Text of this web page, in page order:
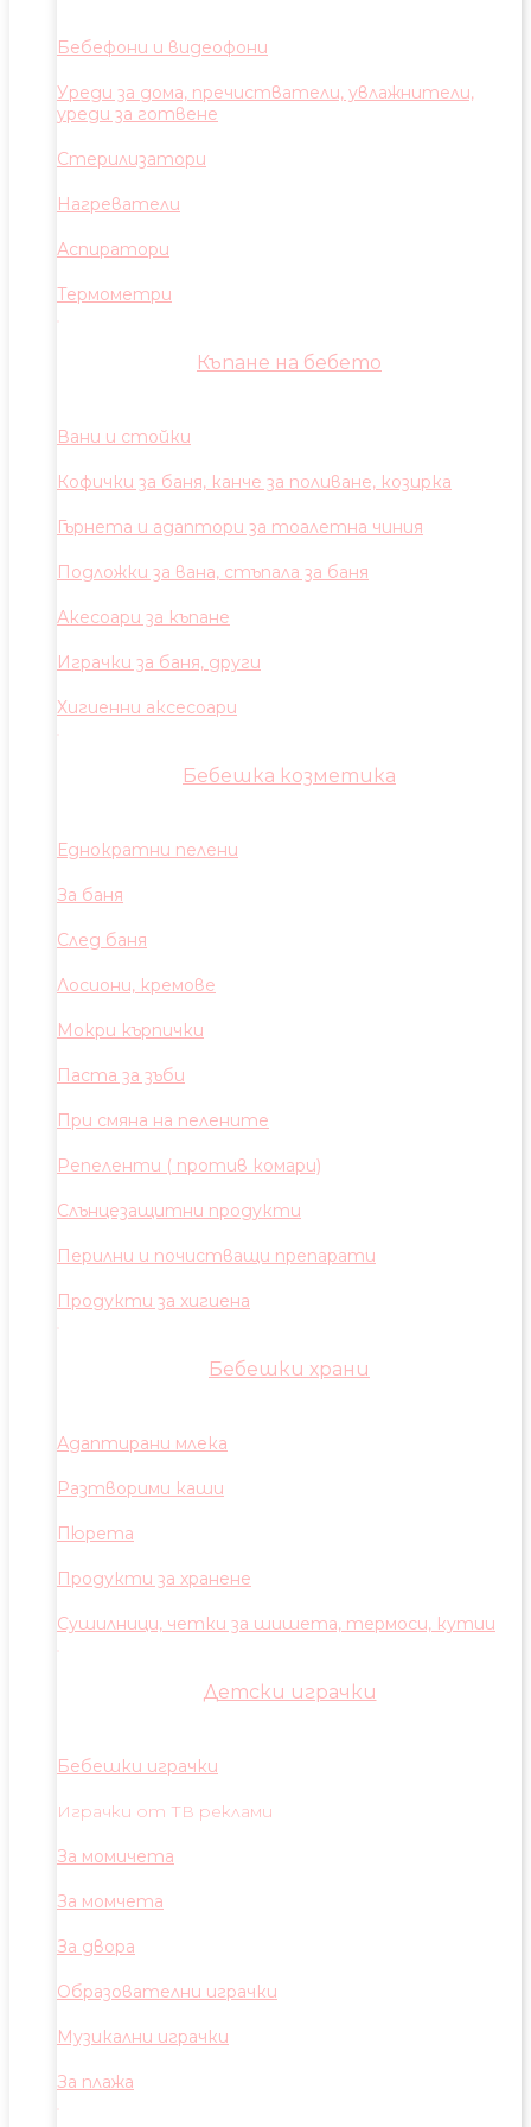
Бебефони и видеофони
Уреди за дома, пречистватели, увлажнители,
уреди за готвене
Стерилизатори
Нагреватели
Аспиратори
Термометри
Къпане на бебето
Вани и стойки
Кофички за баня, канче за поливане, козирка
Гърнета и адаптори за тоалетна чиния
Подложки за вана, стъпала за баня
Акесоари за къпане
Играчки за баня, други
Хигиенни аксесоари
Бебешка козметика
Еднократни пелени
За баня
След баня
Лосиони, кремове
Мокри кърпички
Паста за зъби
При смяна на пелените
Репеленти ( против комари)
Слънцезащитни продукти
Перилни и почистващи препарати
Продукти за хигиена
Бебешки храни
Адаптирани млека
Разтворими каши
Пюрета
Продукти за хранене
Сушилници, четки за шишета, термоси, кутии
Детски играчки
Бебешки играчки
Играчки от ТВ реклами
За момичета
За момчета
За двора
Образователни играчки
Музикални играчки
За плажа